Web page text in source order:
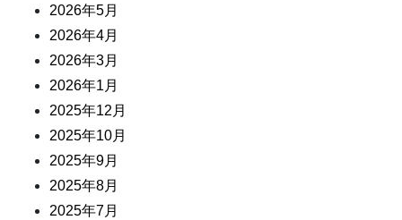
2026年5月
2026年4月
2026年3月
2026年1月
2025年12月
2025年10月
2025年9月
2025年8月
2025年7月